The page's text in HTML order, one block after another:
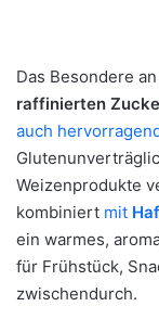
Das Besondere
raffinierten
auch
Weizenprodukte
kombiniert mit
ein warmes,
für Frühstück,
zwischendurch.